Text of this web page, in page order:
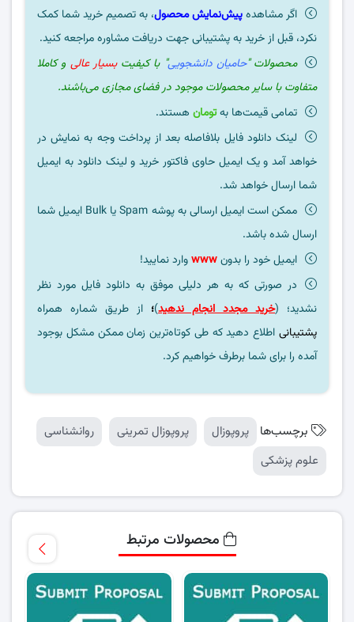
اگر مشاهدهپیش‌نمایش محصول، به تصمیم خرید شما کمک
نکرد، قبل از خرید به پشتیبانی جهت دریافت مشاوره مراجعه کنید.
محصولات "حامیان دانشجویی" با کیفیت بسیار عالی و کاملا
متفاوت با سایر محصولات موجود در فضای مجازی می‌باشند.
تمامی قیمت‌ها بهتومان هستند.
لینک دانلود فایل بلافاصله بعد از پرداخت وجه به نمایش در
خواهد آمد و یک ایمیل حاوی فاکتور خرید و لینک دانلود به ایمیل
شما ارسال خواهد شد.
ممکن است ایمیل ارسالی به پوشه Spam یا Bulk ایمیل شما
ارسال شده باشد.
ایمیل خود را بدونwwwوارد نمایید!
در صورتی که به هر دلیلی موفق به دانلود فایل مورد نظر
نشدید؛ (خرید مجدد انجام ندهید)؛ از طریق شماره همراه
پشتیبانی اطلاع دهید که طی کوتاه‌ترین زمان ممکن مشکل بوجود
آمده را برای شما برطرف خواهیم کرد.
برچسب‌ها پروپوزال پروپوزال تمرینی
روانشناسی
علوم پزشکی
محصولات مرتبط